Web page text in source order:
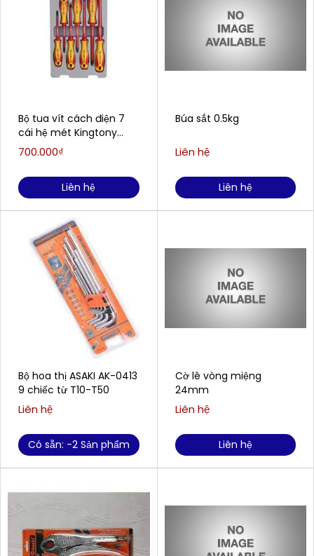
Bộ tua vít cách điện 7
cái hệ mét Kingtony
30617MR
700.000₫
Liên hệ
Bộ hoa thị ASAKI AK-0413
9 chiếc từ T10-T50
Liên hệ
Có sẵn: -2 Sản phẩm
Búa sắt 0.5kg
Liên hệ
Liên hệ
Cờ lê vòng miệng
24mm
Liên hệ
Liên hệ